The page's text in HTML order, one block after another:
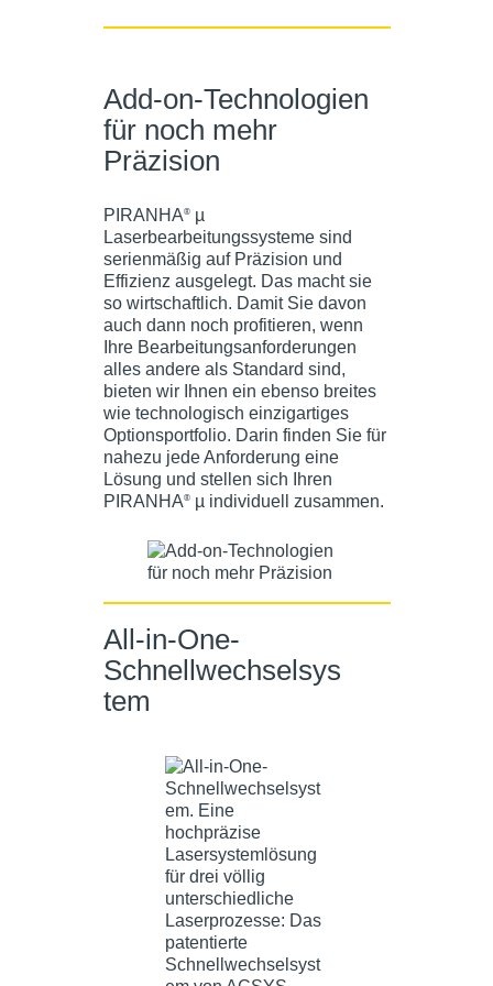
Add-on-Technologien
für noch mehr
Präzision
PIRANHA®µ
Laserbearbeitungssysteme sind
serienmäßig auf Präzision und
Effizienz ausgelegt. Das macht sie
so wirtschaftlich. Damit Sie davon
auch dann noch profitieren, wenn
Ihre Bearbeitungsanforderungen
alles andere als Standard sind,
bieten wir Ihnen ein ebenso breites
wie technologisch einzigartiges
Optionsportfolio. Darin finden Sie für
nahezu jede Anforderung eine
Lösung und stellen sich Ihren
PIRANHA®µ individuell zusammen.
All-in-One-
Schnellwechselsys
tem